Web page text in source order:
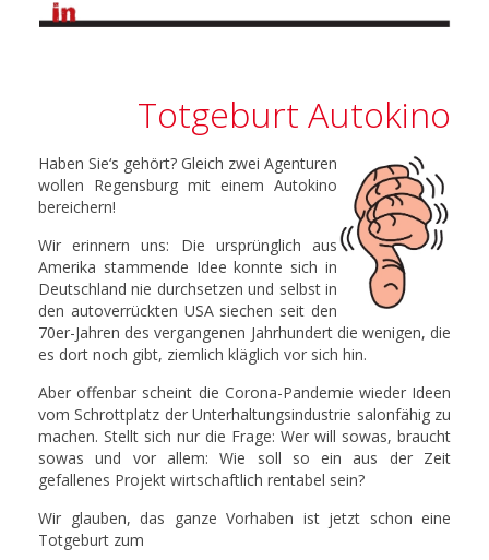
Totgeburt Autokino
Haben Sie‘s gehört? Gleich zwei Agenturen
wollen Regensburg mit einem Autokino
bereichern!
Wir erinnern uns: Die ursprünglich aus
Amerika stammende Idee konnte sich in
Deutschland nie durchsetzen und selbst in
den autoverrückten USA siechen seit den
70er-Jahren des vergangenen Jahrhundert die wenigen, die
es dort noch gibt, ziemlich kläglich vor sich hin.
Aber offenbar scheint die Corona-Pandemie wieder Ideen
vom Schrottplatz der Unterhaltungsindustrie salonfähig zu
machen. Stellt sich nur die Frage: Wer will sowas, braucht
sowas und vor allem: Wie soll so ein aus der Zeit
gefallenes Projekt wirtschaftlich rentabel sein?
Wir glauben, das ganze Vorhaben ist jetzt schon eine
Totgeburt zum